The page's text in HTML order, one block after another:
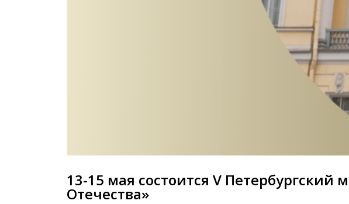
13-15 мая состоится V
Отечества»